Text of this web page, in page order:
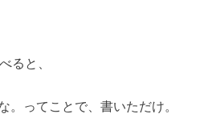
ると、
。ってことで、書いただけ。